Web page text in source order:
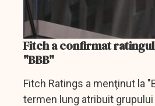
Fitch a confirmat
"BBB"
Fitch Ratings a menţinut la
termen lung atribuit